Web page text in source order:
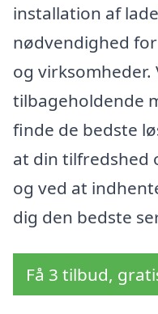
installation af
nødvendighed
og virksomheder.
tilbageholdende
finde de bedste
at din tilfredshed
og ved at
dig den bedste
Få 3 tilbud,